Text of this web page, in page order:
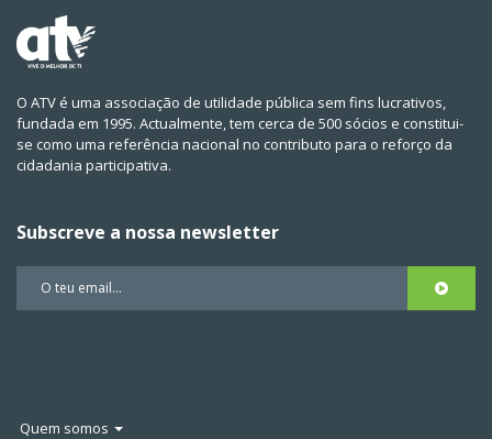
O ATV é uma associação de utilidade pública sem fins lucrativos,
fundada em 1995. Actualmente, tem cerca de 500 sócios e constitui-
se como uma referência nacional no contributo para o reforço da
cidadania participativa.
Subscreve a nossa newsletter
Quem somos